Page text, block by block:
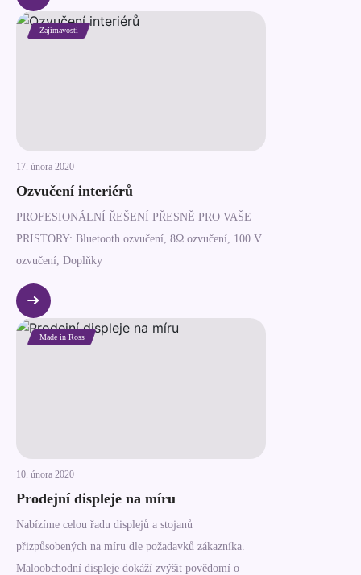
Zajímavosti
17. února 2020
Ozvučení interiérů
PROFESIONÁLNÍ ŘEŠENÍ PŘESNĚ PRO VAŠE
PRISTORY: Bluetooth ozvučení, 8Ω ozvučení, 100 V
ozvučení, Doplňky
Made in Ross
10. února 2020
Prodejní displeje na míru
Nabízíme celou řadu displejů a stojanů
přizpůsobených na míru dle požadavků zákazníka.
Maloobchodní displeje dokáží zvýšit povědomí o